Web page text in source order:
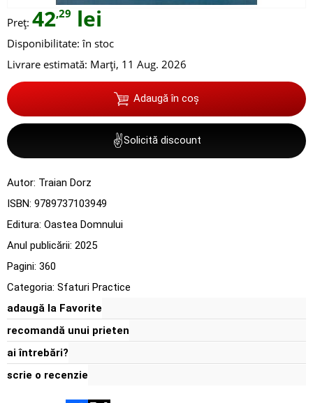
Preț: 42,29 lei
Disponibilitate: în stoc
Livrare estimată: Marți, 11 Aug. 2026
Adaugă în coș
✌Solicită discount
Autor: Traian Dorz
ISBN: 9789737103949
Editura: Oastea Domnului
Anul publicării: 2025
Pagini: 360
Categoria: Sfaturi Practice
adaugă la Favorite
recomandă unui prieten
ai întrebări?
scrie o recenzie